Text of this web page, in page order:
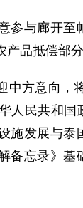
与廊开至
品抵偿部分
方意向，
人民共和国
施发展与泰
备忘录》基